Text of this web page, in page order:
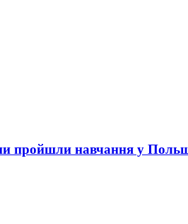
пройшли навчання у